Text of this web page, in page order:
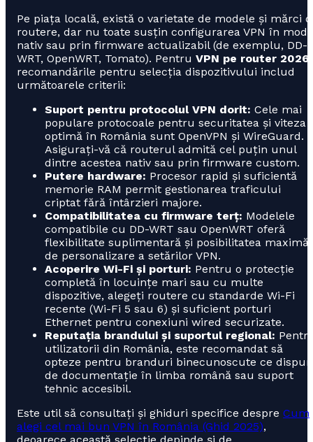
Pe piața locală, există o varietate de modele și mărci
routere, dar nu toate susțin configurarea VPN în mod
nativ sau prin firmware actualizabil (de exemplu, DD-
WRT, OpenWRT, Tomato). Pentru VPN pe router 2026
recomandările pentru selecția dispozitivului includ
următoarele criterii:
Suport pentru protocolul VPN dorit: Cele mai
populare protocoale pentru securitatea și viteza
optimă în România sunt OpenVPN și WireGuard.
Asigurați-vă că routerul admită cel puțin unul
dintre acestea nativ sau prin firmware custom.
Putere hardware: Procesor rapid și suficientă
memorie RAM permit gestionarea traficului
criptat fără întârzieri majore.
Compatibilitatea cu firmware terț: Modelele
compatibile cu DD-WRT sau OpenWRT oferă
flexibilitate suplimentară și posibilitatea maximă
de personalizare a setărilor VPN.
Acoperire Wi-Fi și porturi: Pentru o protecție
completă în locuințe mari sau cu multe
dispozitive, alegeți routere cu standarde Wi-Fi
recente (Wi-Fi 5 sau 6) și suficient porturi
Ethernet pentru conexiuni wired securizate.
Reputația brandului și suportul regional:
utilizatorii din România, este recomandat să
opteze pentru branduri binecunoscute ce dispun
de documentație în limba română sau suport
tehnic accesibil.
Este util să consultați și ghiduri specifice despre Cum
alegi cel mai bun VPN în România (Ghid 2025),
deoarece această selecție depinde și de